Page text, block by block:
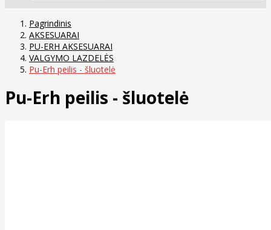
Pagrindinis
AKSESUARAI
PU-ERH AKSESUARAI
VALGYMO LAZDELĖS
Pu-Erh peilis - šluotelė
Pu-Erh peilis - šluotelė